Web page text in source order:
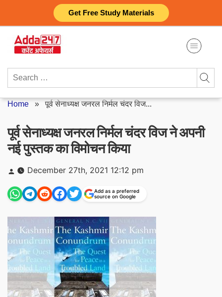
Get Free Study Materials
content
Search
Home »पूर्व सेनाध्यक्ष जनरल निर्मल चंदर विज...
पूर्व सेनाध्यक्ष जनरल निर्मल चंदर विज ने अपनी
नई पुस्तक का विमोचन किया
Posted
by
December 27th, 2021 12:12 pm
Add as a preferred
source on Google